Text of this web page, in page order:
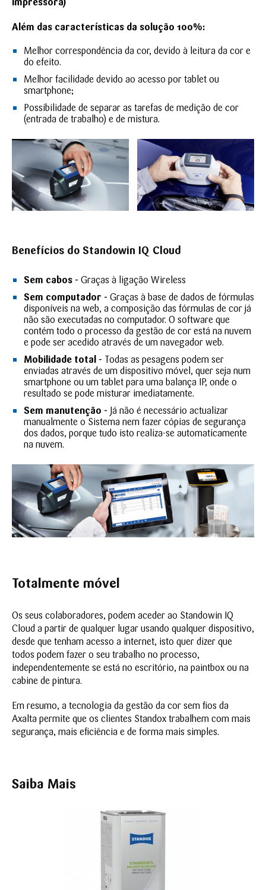
Além das características da solução 100%:
Melhor correspondência da cor, devido à leitura da cor e
do efeito.
Melhor facilidade devido ao acesso por tablet ou
smartphone;
Possibilidade de separar as tarefas de medição de cor
(entrada de trabalho) e de mistura.
Benefícios do Standowin IQ Cloud
Sem cabos - Graças à ligação Wireless
Sem computador - Graças à base de dados de fórmulas
disponíveis na web, a composição das fórmulas de cor já
não são executadas no computador. O software que
contém todo o processo da gestão de cor está na nuvem
e pode ser acedido através de um navegador web.
Mobilidade total - Todas as pesagens podem ser
enviadas através de um dispositivo móvel, quer seja num
smartphone ou um tablet para uma balança IP, onde o
resultado se pode misturar imediatamente.
Sem manutenção - Já não é necessário actualizar
manualmente o Sistema nem fazer cópias de segurança
dos dados, porque tudo isto realiza-se automaticamente
na nuvem.
Totalmente móvel
Os seus colaboradores, podem aceder ao Standowin IQ
Cloud a partir de qualquer lugar usando qualquer dispositivo,
desde que tenham acesso a internet, isto quer dizer que
todos podem fazer o seu trabalho no processo,
independentemente se está no escritório, na paintbox ou na
cabine de pintura.
Em resumo, a tecnologia da gestão da cor sem fios da
Axalta permite que os clientes Standox trabalhem com mais
segurança, mais eficiência e de forma mais simples.
Saiba Mais